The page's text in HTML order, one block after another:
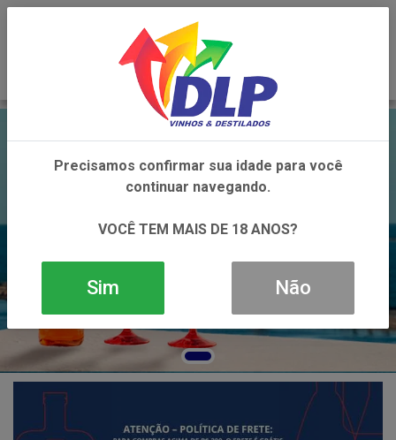
Precisamos confirmar sua idade para você
continuar navegando.
VOCÊ TEM MAIS DE 18 ANOS?
Sim Não